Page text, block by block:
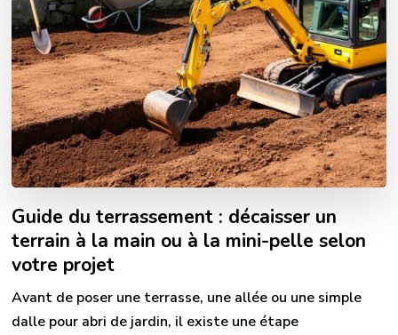
Guide du terrassement : décaisser un
terrain à la main ou à la mini-pelle selon
votre projet
Avant de poser une terrasse, une allée ou une simple
dalle pour abri de jardin, il existe une étape